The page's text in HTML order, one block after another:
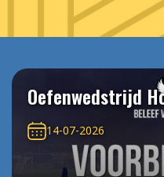
Oefenwedstrijd
14-07-2026